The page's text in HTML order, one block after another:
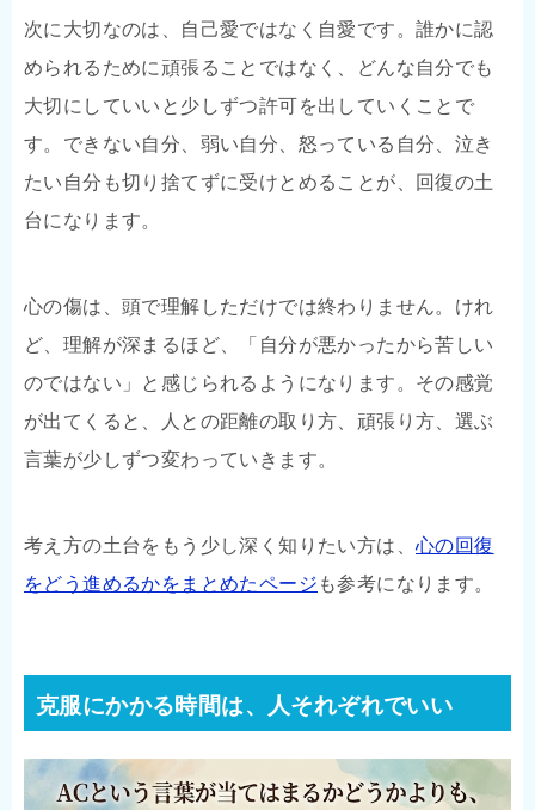
次に大切なのは、自己愛ではなく自愛です。誰かに認
められるために頑張ることではなく、どんな自分でも
大切にしていいと少しずつ許可を出していくことで
す。できない自分、弱い自分、怒っている自分、泣き
たい自分も切り捨てずに受けとめることが、回復の土
台になります。
心の傷は、頭で理解しただけでは終わりません。けれ
ど、理解が深まるほど、「自分が悪かったから苦しい
のではない」と感じられるようになります。その感覚
が出てくると、人との距離の取り方、頑張り方、選ぶ
言葉が少しずつ変わっていきます。
考え方の土台をもう少し深く知りたい方は、 心の回復
をどう進めるかをまとめたページ も参考になります。
克服にかかる時間は、人それぞれでいい